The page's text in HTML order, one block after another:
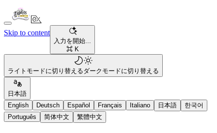
Skip to content
入力を開始...
⌘ K
ライトモードに切り替えるダークモードに切り替える
日本語
English
Deutsch Español Français Italiano 日本語
한국어
Português
简体中文 繁體中文